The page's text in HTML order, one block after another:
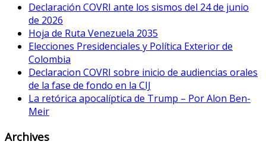
Declaración COVRI ante los sismos del 24 de junio
de 2026
Hoja de Ruta Venezuela 2035
Elecciones Presidenciales y Política Exterior de
Colombia
Declaracion COVRI sobre inicio de audiencias orales
de la fase de fondo en la CIJ
La retórica apocalíptica de Trump – Por Alon Ben-
Meir
Archives